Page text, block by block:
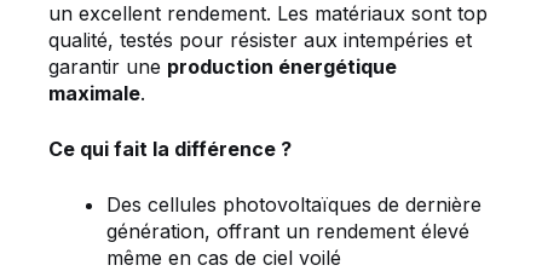
un excellent rendement. Les matériaux sont top
qualité, testés pour résister aux intempéries et
garantir une production énergétique
maximale.
Ce qui fait la différence ?
Des cellules photovoltaïques de dernière
génération, offrant un rendement élevé
même en cas de ciel voilé